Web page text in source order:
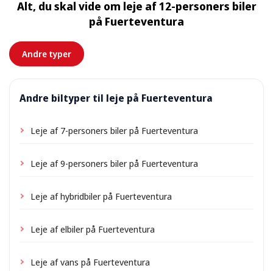
tilkomme et lille leveringsgebyr, som altid vises på
Alt, du skal vide om leje af 12-personers biler
på Fuerteventura
Andre typer
Andre biltyper til leje på Fuerteventura
Leje af 7-personers biler på Fuerteventura
Leje af 9-personers biler på Fuerteventura
Leje af hybridbiler på Fuerteventura
Leje af elbiler på Fuerteventura
Leje af vans på Fuerteventura